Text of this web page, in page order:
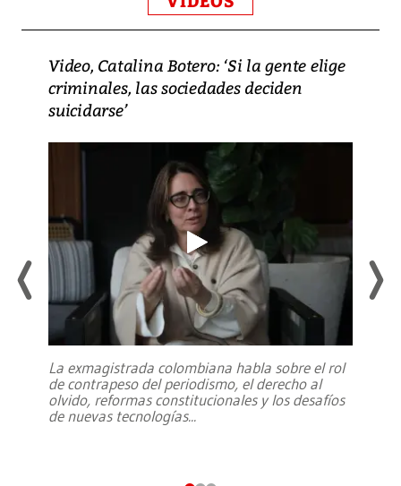
Video, Catalina Botero: ‘Si la gente elige
criminales, las sociedades deciden
suicidarse’
La exmagistrada colombiana habla sobre el rol
de contrapeso del periodismo, el derecho al
olvido, reformas constitucionales y los desafíos
de nuevas tecnologías...